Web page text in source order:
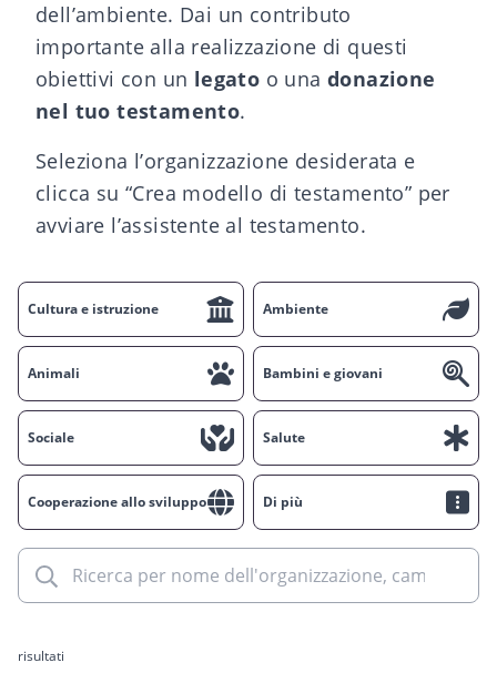
dell’ambiente. Dai un contributo
importante alla realizzazione di questi
obiettivi con un legato o unadonazione
nel tuo testamento.
Seleziona l’organizzazione desiderata e
clicca su “Crea modello di testamento” per
avviare l’assistente al testamento.
Cultura e istruzione Ambiente
Animali Bambini e giovani
Sociale Salute
Cooperazione allo sviluppo Di più
risultati